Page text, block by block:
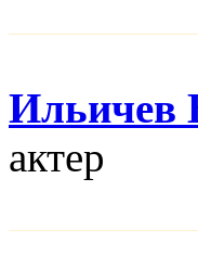
Ильичев
актер